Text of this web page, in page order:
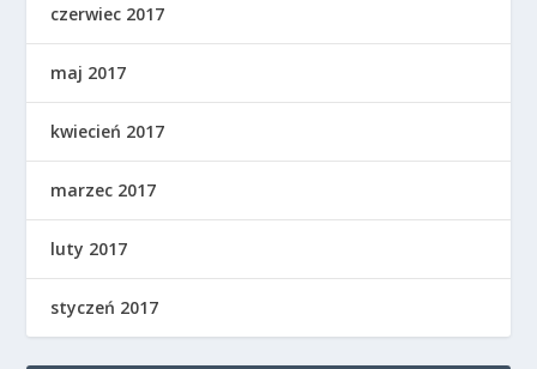
czerwiec 2017
maj 2017
kwiecień 2017
marzec 2017
luty 2017
styczeń 2017